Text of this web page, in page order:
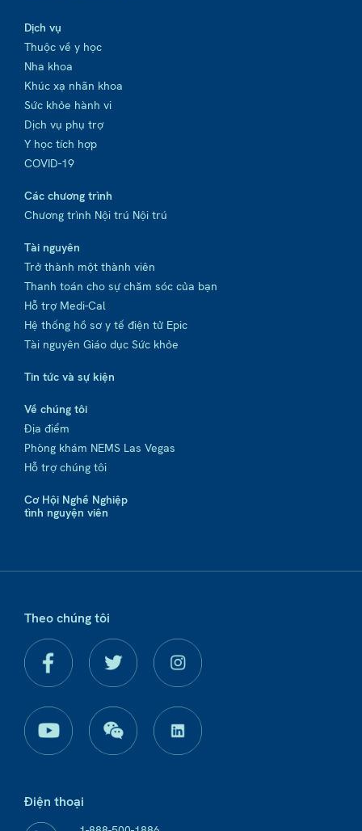
Dịch vụ
Thuộc về y học
Nha khoa
Khúc xạ nhãn khoa
Sức khỏe hành vi
Dịch vụ phụ trợ
Y học tích hợp
COVID-19
Các chương trình
Chương trình Nội trú Nội trú
Tài nguyên
Trở thành một thành viên
Thanh toán cho sự chăm sóc của bạn
Hỗ trợ Medi-Cal
Hệ thống hồ sơ y tế điện tử Epic
Tài nguyên Giáo dục Sức khỏe
Tin tức và sự kiện
Về chúng tôi
Địa điểm
Phòng khám NEMS Las Vegas
Hỗ trợ chúng tôi
Cơ Hội Nghề Nghiệp
tình nguyện viên
Theo chúng tôi
Điện thoại